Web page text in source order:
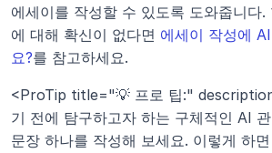
에세이를 작성할 수 있도록 도와줍니다.
에 대해 확신이 없다면 에세이 작성에
요?를 참고하세요.
<ProTip title="💡 프로 팁:"
기 전에 탐구하고자 하는 구체적인 AI
문장 하나를 작성해 보세요. 이렇게 하